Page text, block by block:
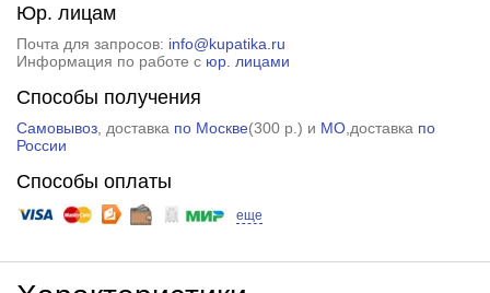
Юр. лицам
Почта для запросов: info@kupatika.ru
Информация по работе с юр. лицами
Способы получения
Самовывоз, доставка по Москве(300 р. ) и МО,доставка по
России
Способы оплаты
еще